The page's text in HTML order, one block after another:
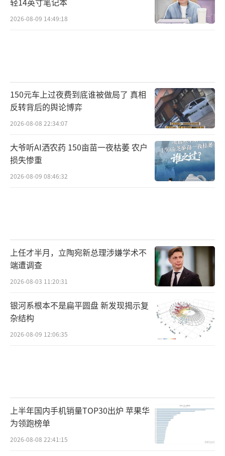
枷锁之下，高市早苗的战争幻想注定破灭。无
2026-08-09 14:49:18
150元车上过夜费到底谁被做局了 真相
反转背后的舆论博弈
2026-08-08 22:34:07
大爷听AI洒农药 150亩苗一夜枯萎 农户
损失惨重
2026-08-09 08:46:32
上任才半月，立陶宛新总理涉嫌学术不
端遭调查
2026-08-03 11:20:31
银河系根本不是扁平圆盘 新发现揭示复
杂结构
2026-08-09 12:06:35
上半年国内手机销量TOP30出炉 苹果华
为领跑榜单
2026-08-08 22:41:15